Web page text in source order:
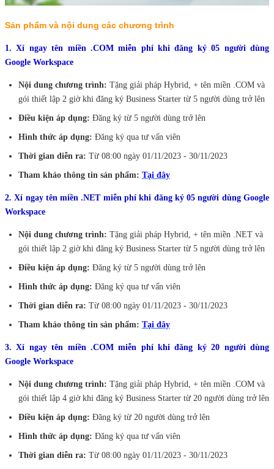
Sản phẩm và nội dung các chương trình
1. Xí ngay tên miền .COM miễn phí khi đăng ký 05 người dùng
Google Workspace
Nội dung chương trình: Tặng giải pháp Hybrid, + tên miền .COM và
gói thiết lập 2 giờ khi đăng ký Business Starter từ 5 người dùng trở lên
Điều kiện áp dụng: Đăng ký từ 5 người dùng trở lên
Hình thức áp dụng: Đăng ký qua tư vấn viên
Thời gian diễn ra: Từ 08:00 ngày 01/11/2023 - 30/11/2023
Tham khảo thông tin sản phẩm: Tại đây
2. Xí ngay tên miền .NET miễn phí khi đăng ký 05 người dùng Google
Workspace
Nội dung chương trình: Tặng giải pháp Hybrid, + tên miền .NET và
gói thiết lập 2 giờ khi đăng ký Business Starter từ 5 người dùng trở lên
Điều kiện áp dụng: Đăng ký từ 5 người dùng trở lên
Hình thức áp dụng: Đăng ký qua tư vấn viên
Thời gian diễn ra: Từ 08:00 ngày 01/11/2023 - 30/11/2023
Tham khảo thông tin sản phẩm: Tại đây
3. Xí ngay tên miền .COM miễn phí khi đăng ký 20 người dùng
Google Workspace
Nội dung chương trình: Tặng giải pháp Hybrid, + tên miền .COM và
gói thiết lập 4 giờ khi đăng ký Business Starter từ 20 người dùng trở lên
Điều kiện áp dụng: Đăng ký từ 20 người dùng trở lên
Hình thức áp dụng: Đăng ký qua tư vấn viên
Thời gian diễn ra: Từ 08:00 ngày 01/11/2023 - 30/11/2023